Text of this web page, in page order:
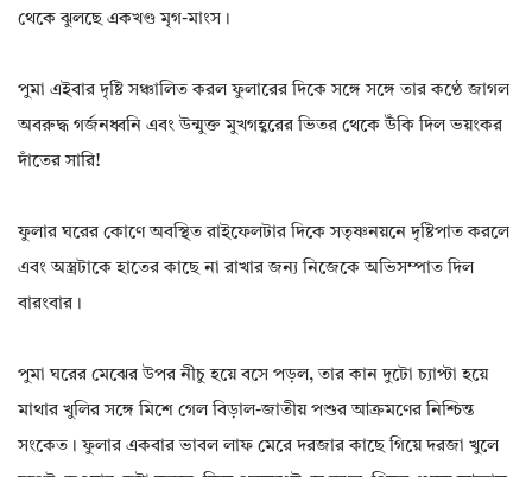
থেকে ঝুলছে একখণ্ড মৃগ-মাংস।
পুমা এইবার দৃষ্টি সঞ্চালিত করল ফুলারের দিকে সঙ্গে সঙ্গে তার কণ্ঠে জাগল
অবরুদ্ধ গর্জনধ্বনি এবং উন্মুক্ত মুখগহ্বরের ভিতর থেকে উঁকি দিল ভয়ংকর
দাঁতের সারি!
ফুলার ঘরের কোণে অবস্থিত রাইফেলটার দিকে সতৃষ্ণনয়নে দৃষ্টিপাত করলে
এবং অস্ত্রটাকে হাতের কাছে না রাখার জন্য নিজেকে অভিসম্পাত দিল
বারংবার।
পুমা ঘরের মেঝের উপর নীচু হয়ে বসে পড়ল, তার কান দুটো চ্যাপ্টা হয়ে
মাথার খুলির সঙ্গে মিশে গেল বিড়াল-জাতীয় পশুর আক্রমণের নিশ্চিন্ত
সংকেত। ফুলার একবার ভাবল লাফ মেরে দরজার কাছে গিয়ে দরজা খুলে